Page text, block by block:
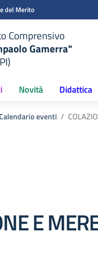
del Merito
Comprensivo
Gamerra"
Novità Didattica
eventi
E